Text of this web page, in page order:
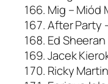
Mig – Miód
After Party
Ed
Jacek
Ricky